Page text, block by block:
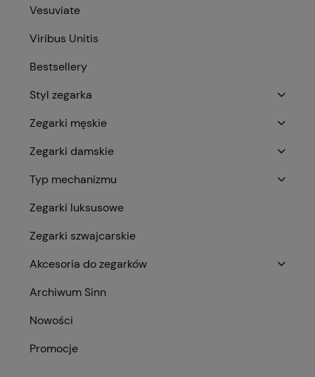
Vesuviate
Viribus Unitis
Bestsellery
Styl zegarka
Zegarki męskie
Zegarki damskie
Typ mechanizmu
Zegarki luksusowe
Zegarki szwajcarskie
Akcesoria do zegarków
Archiwum Sinn
Nowości
Promocje